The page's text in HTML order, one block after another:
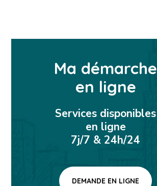
Ma démarche
en ligne
Services disponibles
en ligne
7j/7 & 24h/24
DEMANDE EN LIGNE